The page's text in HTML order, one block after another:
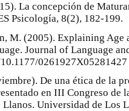
La concepción de
Psicología, 8(2), 182-199.
M. (2005). Explaining Age
Journal of Language
0261927X05281427
De una ética de la
en III Congreso de
Llanos. Universidad de Los